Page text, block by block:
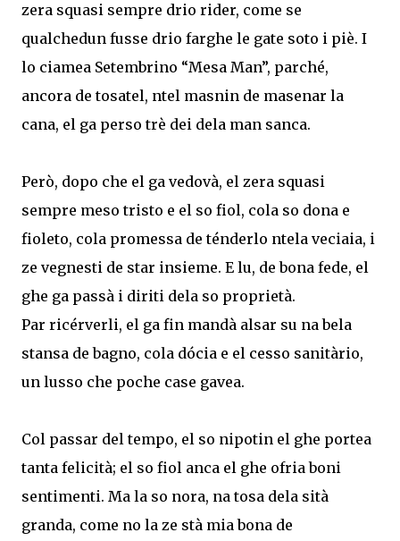
zera squasi sempre drio rider, come se
qualchedun fusse drio farghe le gate soto i piè. I
lo ciamea Setembrino “Mesa Man”, parché,
ancora de tosatel, ntel masnin de masenar la
cana, el ga perso trè dei dela man sanca.
Però, dopo che el ga vedovà, el zera squasi
sempre meso tristo e el so fiol, cola so dona e
fioleto, cola promessa de ténderlo ntela veciaia, i
ze vegnesti de star insieme. E lu, de bona fede, el
ghe ga passà i diriti dela so proprietà.
Par ricérverli, el ga fin mandà alsar su na bela
stansa de bagno, cola dócia e el cesso sanitàrio,
un lusso che poche case gavea.
Col passar del tempo, el so nipotin el ghe portea
tanta felicità; el so fiol anca el ghe ofria boni
sentimenti. Ma la so nora, na tosa dela sità
granda, come no la ze stà mia bona de